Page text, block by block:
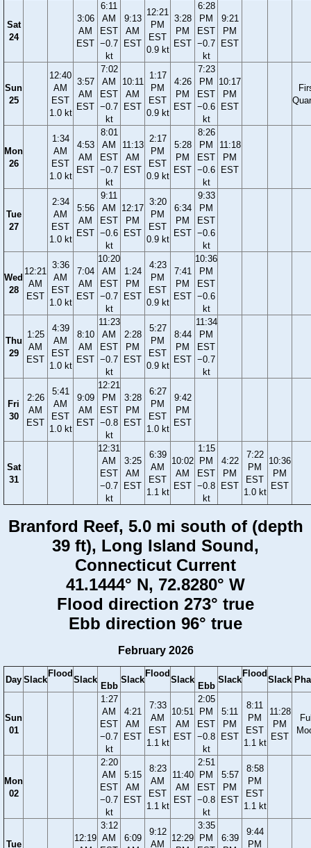
Sat
24
3:06
AM
EST
6:11
AM
EST
−0.7
kt
9:13
AM
EST
12:21
PM
EST
0.9 kt
3:28
PM
EST
6:28
PM
EST
−0.7
kt
9:21
PM
EST
Sun
25
12:40
AM
EST
1.0 kt
3:57
AM
EST
7:02
AM
EST
−0.7
kt
10:11
AM
EST
1:17
PM
EST
0.9 kt
4:26
PM
EST
7:23
PM
EST
−0.6
kt
10:17
PM
EST
Mon
26
1:34
AM
EST
1.0 kt
4:53
AM
EST
8:01
AM
EST
−0.7
kt
11:13
AM
EST
2:17
PM
EST
0.9 kt
5:28
PM
EST
8:26
PM
EST
−0.6
kt
11:18
PM
EST
Tue
27
2:34
AM
EST
1.0 kt
5:56
AM
EST
9:11
AM
EST
−0.6
kt
12:17
PM
EST
3:20
PM
EST
0.9 kt
6:34
PM
EST
9:33
PM
EST
−0.6
kt
Wed
28
12:21
AM
EST
3:36
AM
EST
1.0 kt
7:04
AM
EST
10:20
AM
EST
−0.7
kt
1:24
PM
EST
4:23
PM
EST
0.9 kt
7:41
PM
EST
10:36
PM
EST
−0.6
kt
Thu
29
1:25
AM
EST
4:39
AM
EST
1.0 kt
8:10
AM
EST
11:23
AM
EST
−0.7
kt
2:28
PM
EST
5:27
PM
EST
0.9 kt
8:44
PM
EST
11:34
PM
EST
−0.7
kt
Fri
30
2:26
AM
EST
5:41
AM
EST
1.0 kt
9:09
AM
EST
12:21
PM
EST
−0.8
kt
3:28
PM
EST
6:27
PM
EST
1.0 kt
9:42
PM
EST
Sat
31
12:31
AM
EST
−0.7
kt
3:25
AM
EST
6:39
AM
EST
1.1 kt
10:02
AM
EST
1:15
PM
EST
−0.8
kt
4:22
PM
EST
7:22
PM
EST
1.0 kt
10:36
PM
EST
Branford Reef, 5.0 mi south of (depth
39 ft), Long Island Sound,
Connecticut Current
41.1444° N, 72.8280° W
Flood direction 273° true
Ebb direction 96° true
February 2026
Day Slack
Flood
Slack
Ebb
Slack
Flood
Slack
Ebb
Slack
Flood
Slack
Sun
01
1:27
AM
EST
−0.7
kt
4:21
AM
EST
7:33
AM
EST
1.1 kt
10:51
AM
EST
2:05
PM
EST
−0.8
kt
5:11
PM
EST
8:11
PM
EST
1.1 kt
11:28
PM
EST
Mon
02
2:20
AM
EST
−0.7
kt
5:15
AM
EST
8:23
AM
EST
1.1 kt
11:40
AM
EST
2:51
PM
EST
−0.8
kt
5:57
PM
EST
8:58
PM
EST
1.1 kt
Tue
12:19
3:12
AM
6:09
9:12
AM
12:29
3:35
PM
6:39
9:44
PM